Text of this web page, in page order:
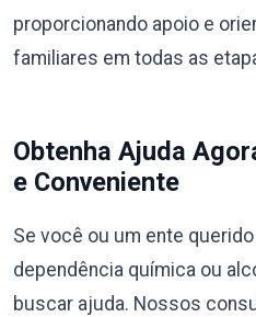
proporcionando apoio e
familiares em todas as
Obtenha Ajuda
e Conveniente
Se você ou um ente
dependência química ou
buscar ajuda. Nossos